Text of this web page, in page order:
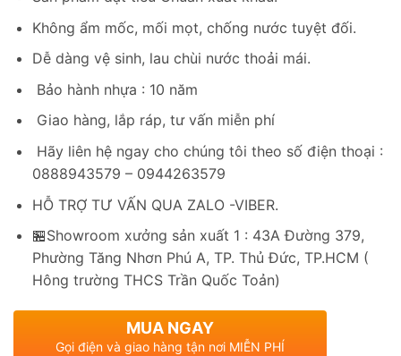
Không ẩm mốc, mối mọt, chống nước tuyệt đối.
Dễ dàng vệ sinh, lau chùi nước thoải mái.
Bảo hành nhựa : 10 năm
Giao hàng, lắp ráp, tư vấn miễn phí
Hãy liên hệ ngay cho chúng tôi theo số điện thoại :
0888943579 – 0944263579
HỖ TRỢ TƯ VẤN QUA ZALO -VIBER.
🏪Showroom xưởng sản xuất 1 : 43A Đường 379,
Phường Tăng Nhơn Phú A, TP. Thủ Đức, TP.HCM (
Hông trường THCS Trần Quốc Toản)
MUA NGAY
Gọi điện và giao hàng tận nơi MIỄN PHÍ